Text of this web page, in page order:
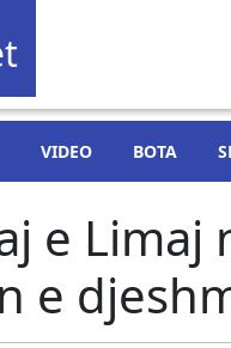
VIDEO BOTA
e
e